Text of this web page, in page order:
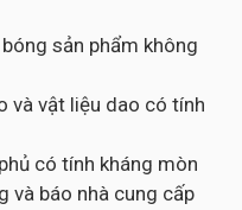
sản phẩm không
và vật liệu dao có tính
có tính kháng mòn
và báo nhà cung cấp